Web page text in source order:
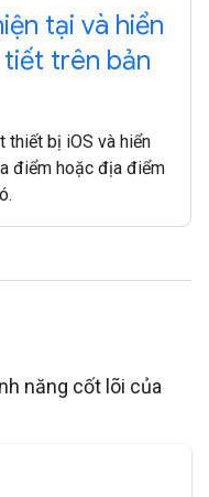
tại và hiển
trên bản
thiết bị iOS và hiển
điểm hoặc địa điểm
năng cốt lõi của